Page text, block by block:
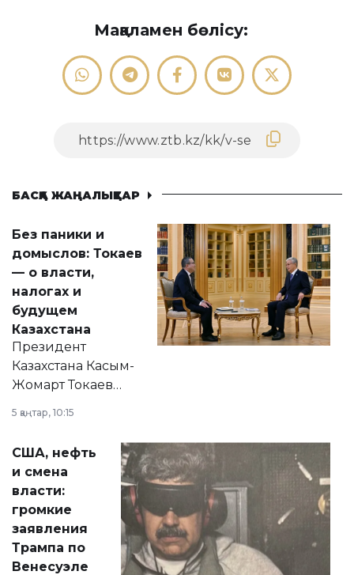
Мақаламен бөлісу:
БАСҚА ЖАҢАЛЫҚТАР
Без паники и
домыслов: Токаев
— о власти,
налогах и
будущем
Казахстана
Президент
Казахстана Касым-
Жомарт Токаев
сразу несколько
актуальных тем —
от слухов о
политических
реформах до
вопросов армии,
экономики и
личного здоровья.
5 қаңтар, 10:15
США, нефть
и смена
власти:
громкие
заявления
Трампа по
Венесуэле